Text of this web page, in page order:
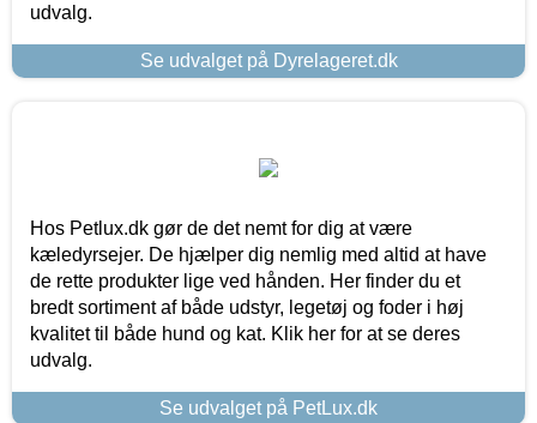
udvalg.
Se udvalget på Dyrelageret.dk
Hos Petlux.dk gør de det nemt for dig at være
kæledyrsejer. De hjælper dig nemlig med altid at have
de rette produkter lige ved hånden. Her finder du et
bredt sortiment af både udstyr, legetøj og foder i høj
kvalitet til både hund og kat. Klik her for at se deres
udvalg.
Se udvalget på PetLux.dk